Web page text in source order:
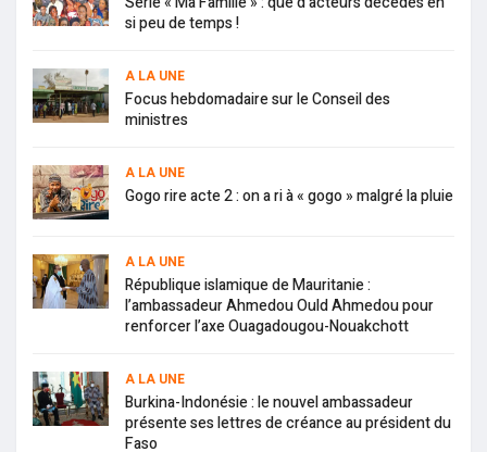
si peu de temps !
A LA UNE
Focus hebdomadaire sur le Conseil des
ministres
A LA UNE
Gogo rire acte 2 : on a ri à « gogo » malgré la pluie
A LA UNE
République islamique de Mauritanie :
l’ambassadeur Ahmedou Ould Ahmedou pour
renforcer l’axe Ouagadougou-Nouakchott
A LA UNE
Burkina-Indonésie : le nouvel ambassadeur
présente ses lettres de créance au président du
Faso